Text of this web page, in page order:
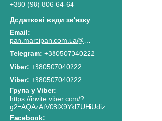
+380 (98) 806-64-64
pan.marcipan.com.ua@gmail.com
+380507040222
+380507040222
Viber +380507040222
Група у Viber
https://invite.viber.com/?
g2=AQAzAtV08lX9Ykl7UHiUdiz2lJaGpR6lsG8M4RbzQPAkG0NWtCn7PhJnwk8g8F2c
Facebook